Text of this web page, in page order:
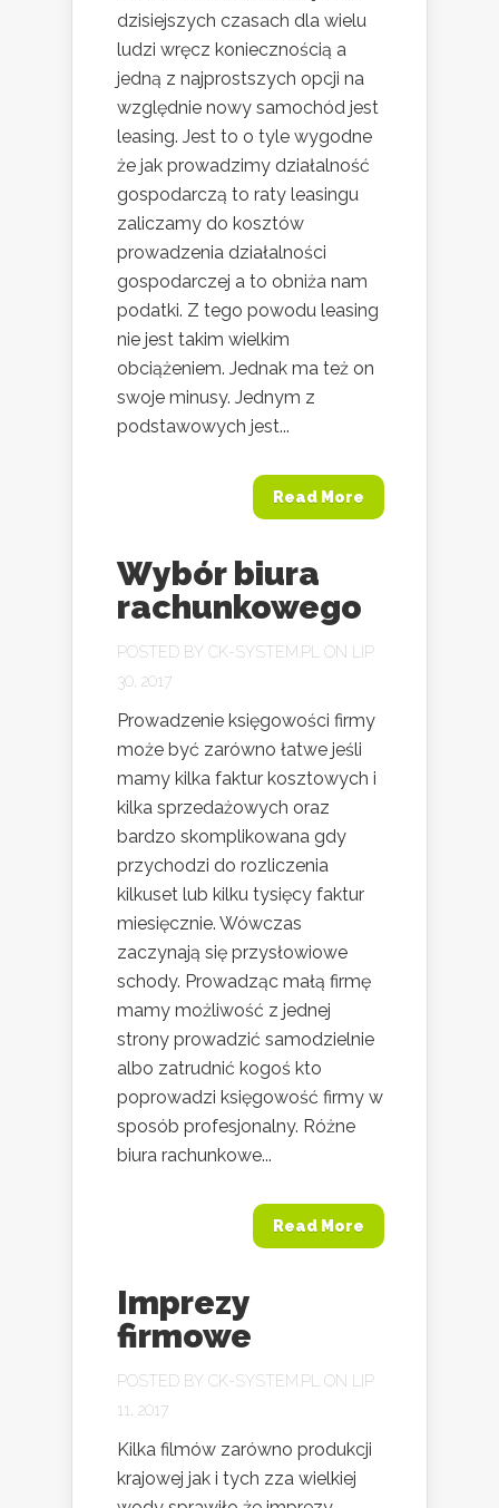
dzisiejszych czasach dla wielu
ludzi wręcz koniecznością a
jedną z najprostszych opcji na
względnie nowy samochód jest
leasing. Jest to o tyle wygodne
że jak prowadzimy działalność
gospodarczą to raty leasingu
zaliczamy do kosztów
prowadzenia działalności
gospodarczej a to obniża nam
podatki. Z tego powodu leasing
nie jest takim wielkim
obciążeniem. Jednak ma też on
swoje minusy. Jednym z
podstawowych jest...
Read More
Wybór biura
rachunkowego
POSTED BY CK-SYSTEM.PL ON LIP
30, 2017
Prowadzenie księgowości firmy
może być zarówno łatwe jeśli
mamy kilka faktur kosztowych i
kilka sprzedażowych oraz
bardzo skomplikowana gdy
przychodzi do rozliczenia
kilkuset lub kilku tysięcy faktur
miesięcznie. Wówczas
zaczynają się przysłowiowe
schody. Prowadząc małą firmę
mamy możliwość z jednej
strony prowadzić samodzielnie
albo zatrudnić kogoś kto
poprowadzi księgowość firmy w
sposób profesjonalny. Różne
biura rachunkowe...
Read More
Imprezy
firmowe
POSTED BY CK-SYSTEM.PL ON LIP
11, 2017
Kilka filmów zarówno produkcji
krajowej jak i tych zza wielkiej